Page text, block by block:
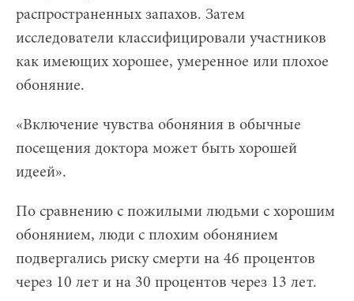
распространенных запахов. Затем
исследователи классифицировали участников
как имеющих хорошее, умеренное или плохое
обоняние.
«Включение чувства обоняния в обычные
посещения доктора может быть хорошей
идеей».
По сравнению с пожилыми людьми с хорошим
обонянием, люди с плохим обонянием
подвергались риску смерти на 46 процентов
через 10 лет и на 30 процентов через 13 лет.